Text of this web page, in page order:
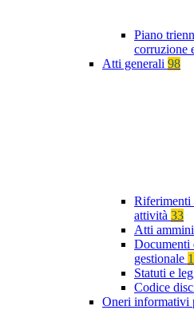
Piano
corruzione
Atti generali 98
Riferimenti
attività 33
Atti
Documenti
gestionale 1
Statuti e
Codice
Oneri informativi